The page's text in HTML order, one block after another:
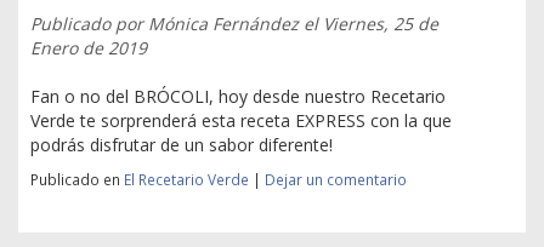
Publicado porMónica Fernándezel Viernes, 25 de
Enero de 2019
Fan o no del BRÓCOLI, hoy desde nuestro Recetario
Verde te sorprenderá esta receta EXPRESS con la que
podrás disfrutar de un sabor diferente!
Publicado en El Recetario Verde | Dejar un comentario